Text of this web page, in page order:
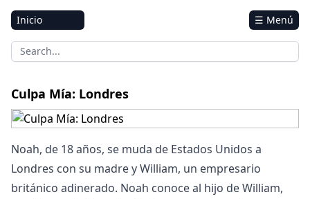
Inicio
Amazon
Netflix
Disney+
HBO-Max
Marvel
Vix+Original
☰ Menú
Culpa Mía: Londres
Noah, de 18 años, se muda de Estados Unidos a
Londres con su madre y William, un empresario
británico adinerado. Noah conoce al hijo de William,